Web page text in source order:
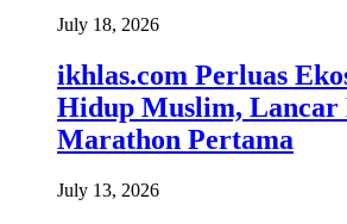
July 18, 2026
ikhlas.com Perluas
Hidup Muslim, Lancar
Marathon Pertama
July 13, 2026